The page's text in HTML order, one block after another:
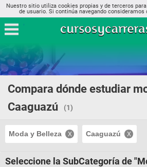
Nuestro sitio utiliza cookies propias y de terceros
de usuario. Si continúa navegando consideramos
Compara dónde estudiar
Caaguazú
(1)
Moda y Belleza Caaguazú
Seleccione la SubCategoría de